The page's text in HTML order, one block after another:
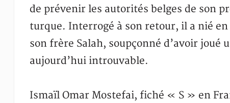
de prévenir les autorités belges de son
turque. Interrogé à son retour, il a nié
son frère Salah, soupçonné d’avoir
aujourd’hui introuvable.
Ismaïl Omar Mostefai, fiché « S » en